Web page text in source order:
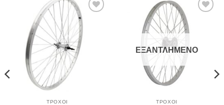
Πρόσθήκη
στην λίστα
επιθυμιών
ΤΡΟΧΟΙ
Πρόσθήκη
στην λίστα
επιθυμιών
ΕΞΑΝΤΛΗΜΈΝΟ
ΤΡΟΧΟΙ